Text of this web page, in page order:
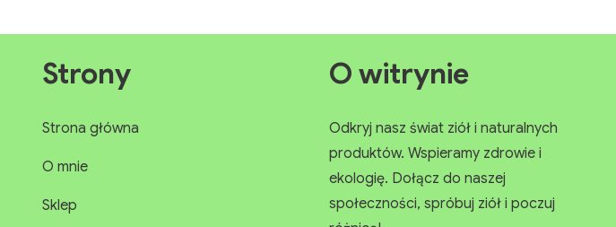
Strony
Strona główna
O mnie
Sklep
O witrynie
Odkryj nasz świat ziół i naturalnych
produktów. Wspieramy zdrowie i
ekologię. Dołącz do naszej
społeczności, spróbuj ziół i poczuj